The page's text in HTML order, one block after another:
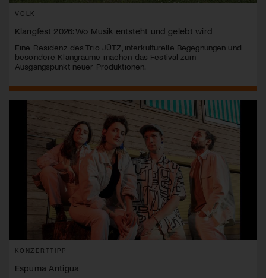
VOLK
Klangfest 2026: Wo Musik entsteht und gelebt wird
Eine Residenz des Trio JÜTZ, interkulturelle Begegnungen und
besondere Klangräume machen das Festival zum
Ausgangspunkt neuer Produktionen.
KONZERTTIPP
Espuma Antigua